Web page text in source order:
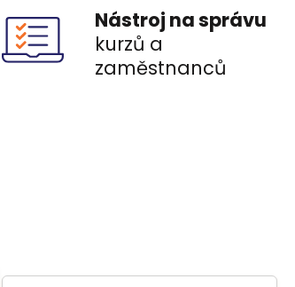
Nástroj na správu
kurzů a
zaměstnanců